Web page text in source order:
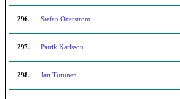
296. Stefan Otterstrom
297. Patrik Karlsson
298. Jari Turunen